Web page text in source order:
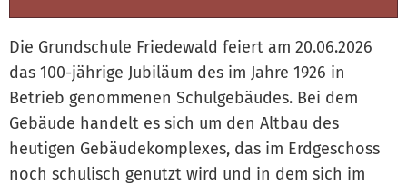
Die Grundschule Friedewald feiert am 20.06.2026
das 100-jährige Jubiläum des im Jahre 1926 in
Betrieb genommenen Schulgebäudes. Bei dem
Gebäude handelt es sich um den Altbau des
heutigen Gebäudekomplexes, das im Erdgeschoss
noch schulisch genutzt wird und in dem sich im